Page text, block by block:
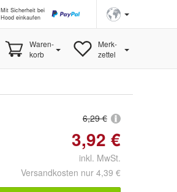
Mit Sicherheit bei
Hood einkaufen
Waren-
korb
Merk-
zettel
6,29 €
3,92 €
inkl. MwSt.
Versandkosten nur 4,39 €